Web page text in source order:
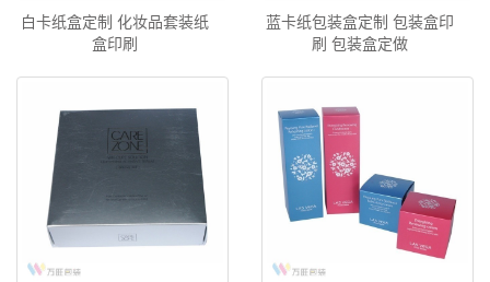
白卡纸盒定制 化妆品套装纸
盒印刷
蓝卡纸包装盒定制 包装盒印
刷 包装盒定做